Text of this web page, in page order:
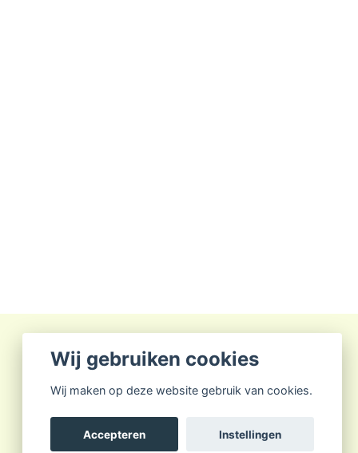
Wij gebruiken cookies
Wij maken op deze website gebruik van cookies.
Accepteren Instellingen